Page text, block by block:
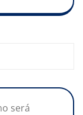
será